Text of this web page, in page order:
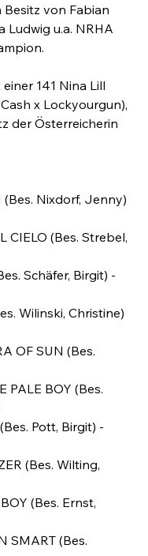
Besitz von Fabian
Ludwig u.a. NRHA
141 Nina Lill
x Lockyourgun),
der Österreicherin
(Bes. Nixdorf, Jenny)
CIELO (Bes. Strebel,
Schäfer, Birgit) -
Wilinski, Christine)
OF SUN (Bes.
PALE BOY (Bes.
Pott, Birgit) -
(Bes. Wilting,
(Bes. Ernst,
SMART (Bes.